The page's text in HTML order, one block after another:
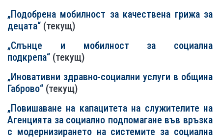
„Подобрена мобилност за качествена грижа за
децата“ (текущ)
„Слънце и мобилност за социална
подкрепа“ (текущ)
„Иновативни здравно-социални услуги в община
Габрово“ (текущ)
„Повишаване на капацитета на служителите на
Агенцията за социално подпомагане във връзка
с модернизирането на системите за социална